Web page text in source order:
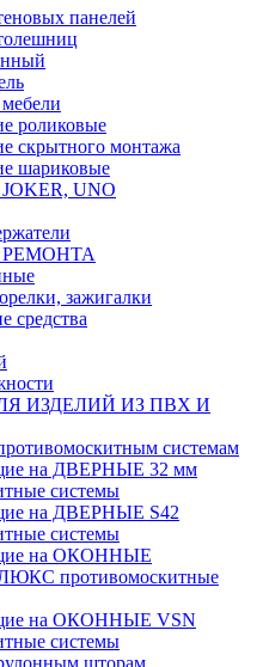
панелей
роликовые
скрытного монтажа
шариковые
JOKER, UNO
зажигалки
средства
ИЗДЕЛИЙ ИЗ ПВХ И
системам
на ДВЕРНЫЕ 32 мм
системы
на ДВЕРНЫЕ S42
системы
на ОКОННЫЕ
противомоскитные
на ОКОННЫЕ VSN
системы
шторам